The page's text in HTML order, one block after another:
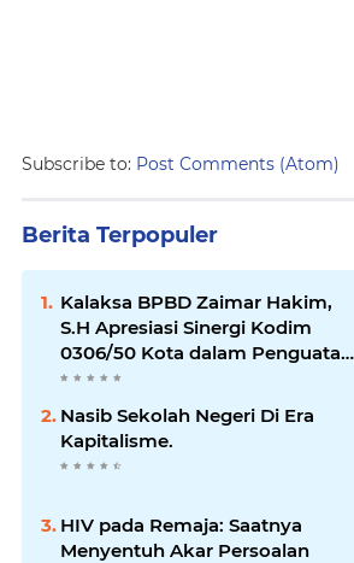
Subscribe to: Post Comments (Atom)
Berita Terpopuler
Kalaksa BPBD Zaimar Hakim,
S.H Apresiasi Sinergi Kodim
0306/50 Kota dalam Penguatan
Mitigasi dan Penanganan
Nasib Sekolah Negeri Di Era
Kapitalisme.
HIV pada Remaja: Saatnya
Menyentuh Akar Persoalan